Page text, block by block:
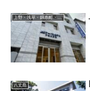
上野・浅草・錦糸町・新小岩・北千住
八丈島